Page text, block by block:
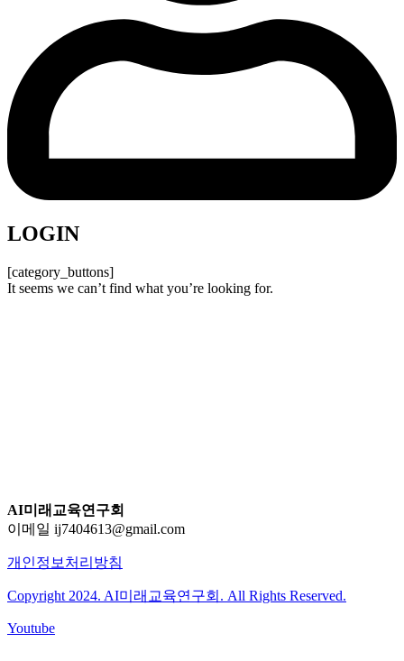
LOGIN
[category_buttons]
It seems we can’t find what you’re looking for.
AI미래교육연구회
이메일 ij7404613@gmail.com
개인정보처리방침
Copyright 2024. AI미래교육연구회. All Rights Reserved.
Youtube